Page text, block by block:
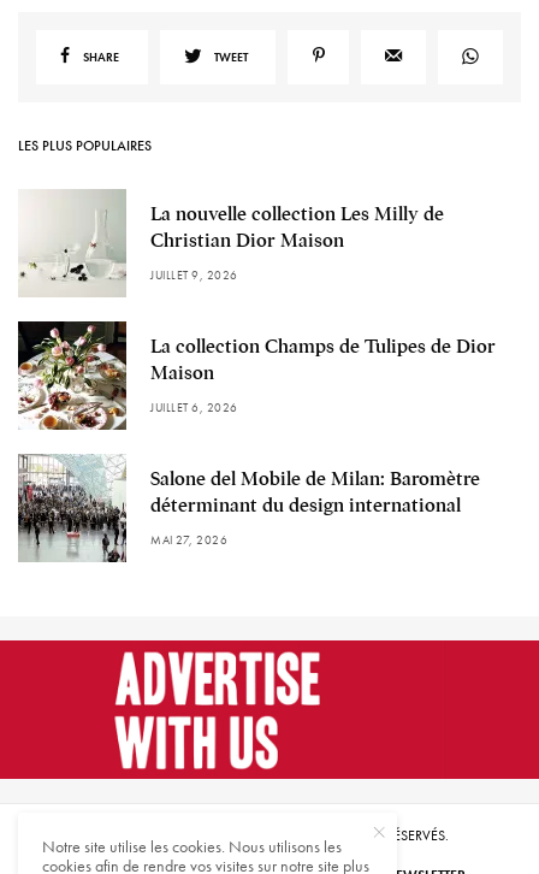
SHARE TWEET
LES PLUS POPULAIRES
La nouvelle collection Les Milly de
Christian Dior Maison
JUILLET 9, 2026
La collection Champs de Tulipes de Dior
Maison
JUILLET 6, 2026
Salone del Mobile de Milan: Baromètre
déterminant du design international
MAI 27, 2026
© 2021 HARMONIES MAGAZINE. TOUS DROITS RÉSERVÉS.
Notre site utilise les cookies. Nous utilisons les
cookies afin de rendre vos visites sur notre site plus